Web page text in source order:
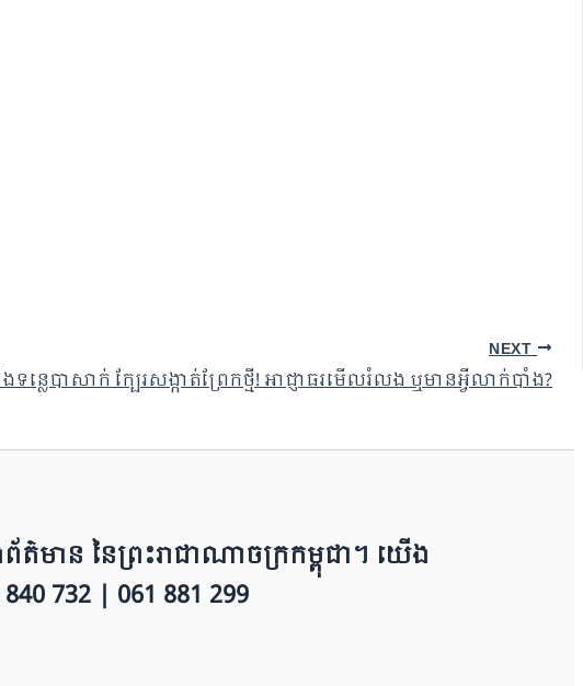
NEXT
ន្លេបាសាក់ ក្បែរសង្កាត់ព្រែកថ្មី! អាជ្ញាធរមើលរំលង ឬមានអ្វីលាក់បាំង?
ាន នៃ​​​​ព្រះរាជាណាចក្រ​ក​ម្ពុជា។ យើ​ង​​​​​
732 | 0​​​​​61 881 299